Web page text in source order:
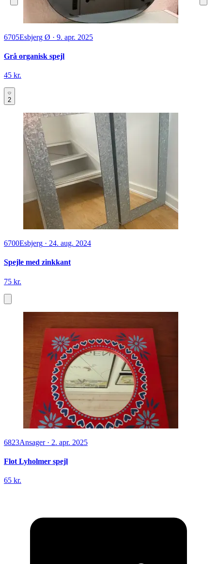
6705Esbjerg Ø · 9. apr. 2025
Grå organisk spejl
45 kr.
2
6700Esbjerg · 24. aug. 2024
Spejle med zinkkant
75 kr.
6823Ansager· 2. apr. 2025
Flot Lyholmer spejl
65 kr.